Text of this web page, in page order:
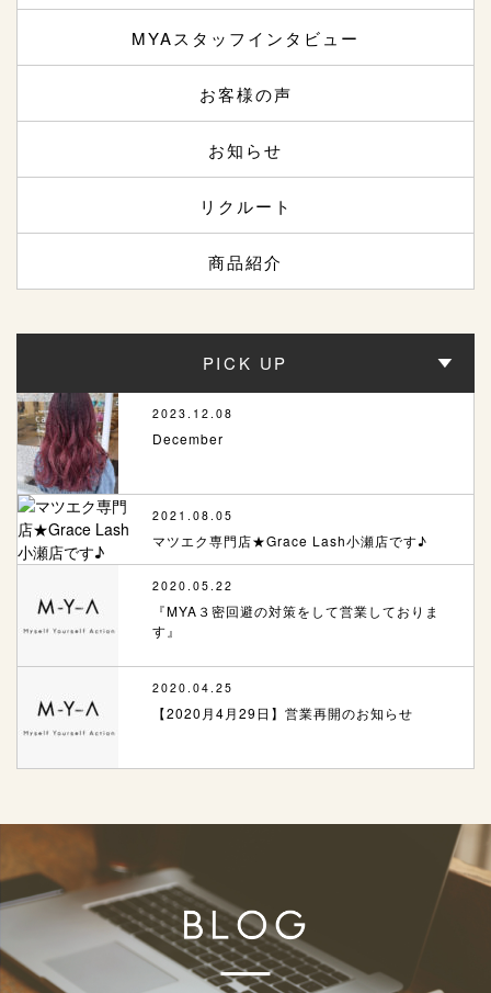
MYAスタッフインタビュー
お客様の声
お知らせ
リクルート
商品紹介
PICK UP
2023.12.08
December
2021.08.05
マツエク専門店★Grace Lash小瀬店です♪
2020.05.22
『MYA３密回避の対策をして営業しておりま
す』
2020.04.25
【2020月4月29日】営業再開のお知らせ